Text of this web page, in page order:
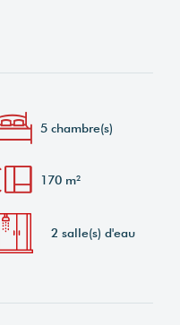
5 chambre(s)
170 m²
2 salle(s) d'eau